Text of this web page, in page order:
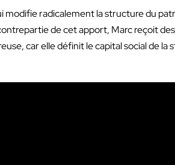
radicalement la structure du
de cet apport, Marc reçoit
car elle définit le capital social de la